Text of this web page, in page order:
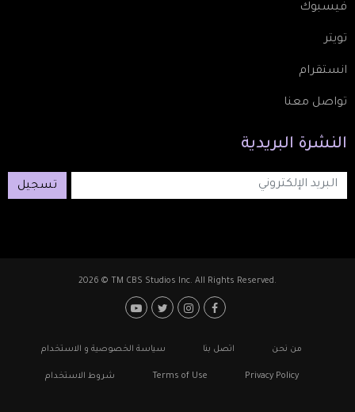
فيسبوك
تويتر
انستقرام
تواصل معنا
النشرة البريدية
تسجيل
2026 © TM CBS Studios Inc. All Rights Reserved.
Footer: Social Media
Footerمن نحن اتصل بنا سياسة الخصوصية و الاستخدام
Privacy Policy
Terms of Use شروط الاستخدام